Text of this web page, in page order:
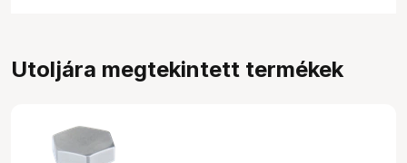
Utoljára megtekintett termékek